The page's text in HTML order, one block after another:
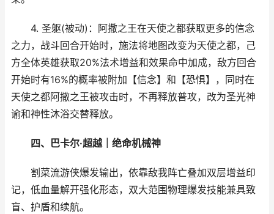
4. 圣躯(被动)：阿撒之王在天使之都获取更多的信念
之力，战斗回合开始时，施法将地图改变为天使之都，己
方全体英雄获取20%法术增益和效果命中加成，敌方回合
开始时有16%的概率被附加【信念】和【恐惧】，同时在
天使之都阿撒之王被攻击时，不再释放普攻，改为圣光神
谕和神性沐浴交替释放。
四、巴卡尔·超越｜绝命机械神
割菜流游侠爆发输出，依靠敌我阵亡叠加双层增益印
记，低血量解开强化形态，双大范围物理爆发技能兼具致
盲、护盾和续航。